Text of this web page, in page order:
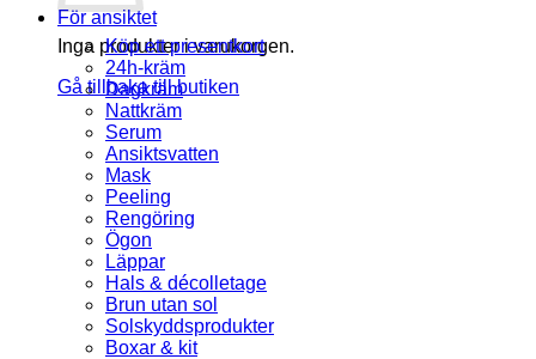
Inga produkter i varukorgen.
Gå tillbaka till butiken
För ansiktet
Köp ett presentkort
24h-kräm
Dagkräm
Nattkräm
Serum
Ansiktsvatten
Mask
Peeling
Rengöring
Ögon
Läppar
Hals & décolletage
Brun utan sol
Solskyddsprodukter
Boxar & kit